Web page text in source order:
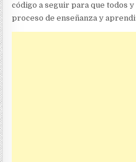
código a seguir para que todos
proceso de enseñanza y